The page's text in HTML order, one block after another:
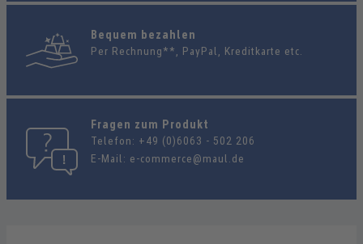
Bequem bezahlen
Per Rechnung**, PayPal, Kreditkarte etc.
Fragen zum Produkt
Telefon: +49 (0)6063 - 502 206
E-Mail: e-commerce@maul.de